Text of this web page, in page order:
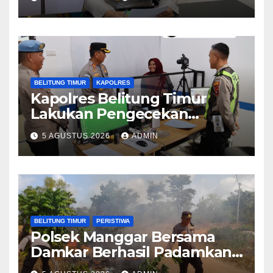
Ton Pasir Timah Ilegal di
Belitung
BELITUNG TIMUR KAPOLRES
Kapolres Belitung Timur
Lakukan Pengecekan
Pelayanan SIM, Pastikan
Pelayanan Prima bagi
Masyarakat
5 AGUSTUS 2026 ADMIN
BELITUNG TIMUR PERISTIWA
Polsek Manggar Bersama
Damkar Berhasil Padamkan
Kebakaran Lahan di Desa